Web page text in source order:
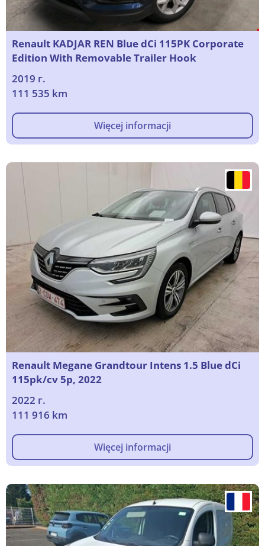
Renault KADJAR REN Blue dCi 115PK Corporate
Edition With Removable Trailer Hook
2019 г.
111 535 km
Więcej informacji
Renault Megane Grandtour Intens 1.5 Blue dCi
115pk/cv 5p, 2022
2022 г.
111 916 km
Więcej informacji